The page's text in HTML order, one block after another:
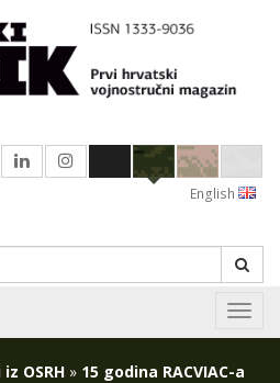
English
OSRH » 15 godina RACVIAC-a